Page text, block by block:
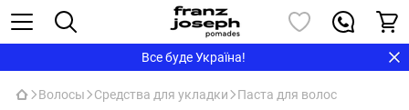
Все буде Україна!
Волосы Средства для укладки Паста для волос